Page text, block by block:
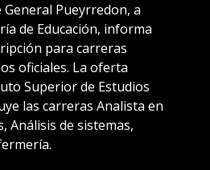
Pueyrredon, a
de Educación, informa
para carreras
oficiales. La oferta
Superior de Estudios
las carreras Analista en
Análisis de sistemas,